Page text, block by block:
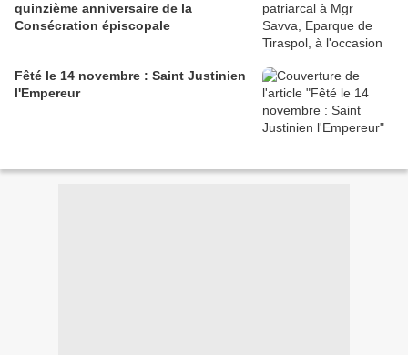
quinzième anniversaire de la
Consécration épiscopale
Fêté le 14 novembre : Saint Justinien
l'Empereur